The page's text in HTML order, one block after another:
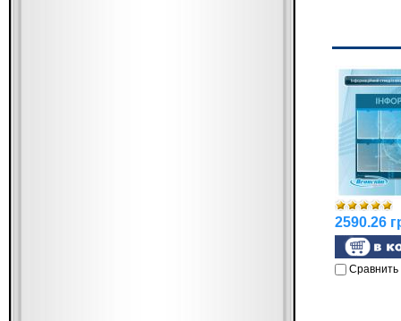
2590.26
Сравнить